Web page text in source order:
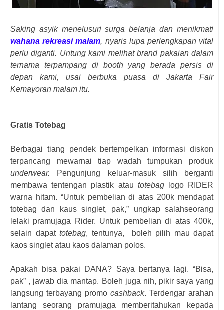
Saking asyik menelusuri surga belanja dan menikmati
wahana rekreasi malam, nyaris lupa perlengkapan vital
perlu diganti. Untung kami melihat brand pakaian dalam
ternama terpampang di booth yang berada persis di
depan kami, usai berbuka puasa di Jakarta Fair
Kemayoran malam itu.
Gratis Totebag
Berbagai tiang pendek bertempelkan informasi diskon
terpancang mewarnai tiap wadah tumpukan produk
underwear. Pengunjung keluar-masuk silih berganti
membawa tentengan plastik atau totebaglogo RIDER
warna hitam. “Untuk pembelian di atas 200k mendapat
totebag dan kaus singlet, pak,” ungkap salahseorang
lelaki pramujaga Rider. Untuk pembelian di atas 400k,
selain dapattotebag, tentunya,
boleh pilih mau dapat
kaos singlet atau kaos dalaman polos.
Apakah bisa pakai DANA? Saya bertanya lagi. “Bisa,
pak” , jawab dia mantap. Boleh juga nih, pikir saya yang
langsung terbayang promo cashback. Terdengar arahan
lantang seorang pramujaga memberitahukan kepada